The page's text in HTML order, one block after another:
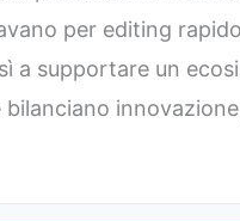
per editing
a supportare un
bilanciano